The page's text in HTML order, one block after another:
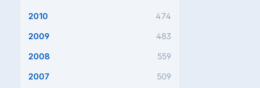
2010
474
2009
483
2008
559
2007
509